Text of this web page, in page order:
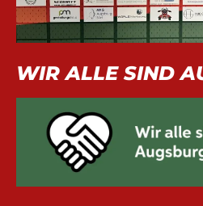
WIR ALLE SIND